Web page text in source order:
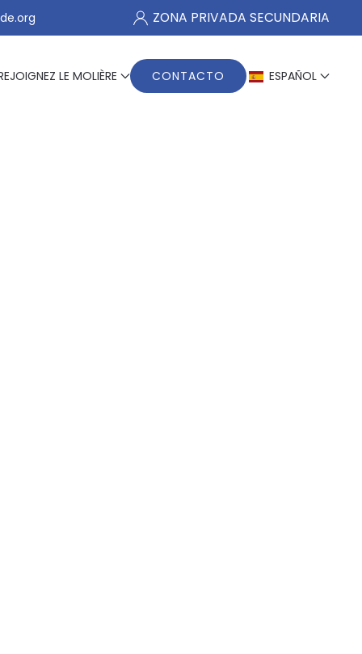
ZONA PRIVADA SECUNDARIA
LE MOLIÈRE CONTACTO ESPAÑOL